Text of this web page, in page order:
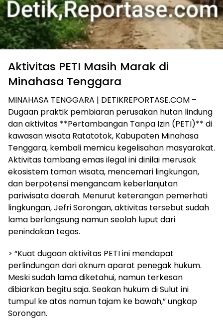
Aktivitas PETI Masih Marak di
Minahasa Tenggara
MINAHASA TENGGARA | DETIKREPORTASE.COM –
Dugaan praktik pembiaran perusakan hutan lindung
dan aktivitas **Pertambangan Tanpa Izin (PETI)** di
kawasan wisata Ratatotok, Kabupaten Minahasa
Tenggara, kembali memicu kegelisahan masyarakat.
Aktivitas tambang emas ilegal ini dinilai merusak
ekosistem taman wisata, mencemari lingkungan,
dan berpotensi mengancam keberlanjutan
pariwisata daerah. Menurut keterangan pemerhati
lingkungan, Jefri Sorongan, aktivitas tersebut sudah
lama berlangsung namun seolah luput dari
penindakan tegas.
> “Kuat dugaan aktivitas PETI ini mendapat
perlindungan dari oknum aparat penegak hukum.
Meski sudah lama diketahui, namun terkesan
dibiarkan begitu saja. Seakan hukum di Sulut ini
tumpul ke atas namun tajam ke bawah,” ungkap
Sorongan.